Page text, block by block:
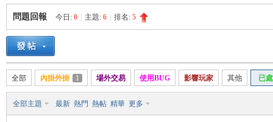
»
問題回報 今日: 0 主題: 6 排名: 5
全部 內掛外掛 1 場外交易 使用BUG 影響玩家 其他 已
全部主題 最新 熱門 熱帖 精華 更多